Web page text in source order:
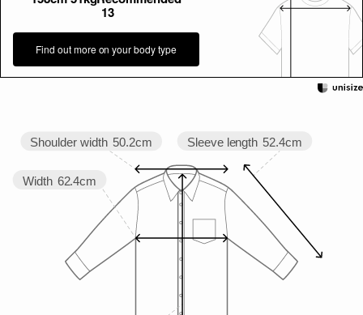
13
Find out more on your body type
Sleeve length 52.4cm
Width 62.4cm
Shoulder width 50.2cm